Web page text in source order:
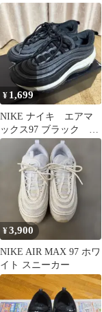
26cm
¥ 1,699
NIKE ナイキ エアマ
ックス97 ブラック ス
ニーカー
¥3,900
NIKE AIR MAX 97 ホワ
イト スニーカー